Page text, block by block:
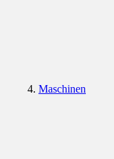
Maschinen